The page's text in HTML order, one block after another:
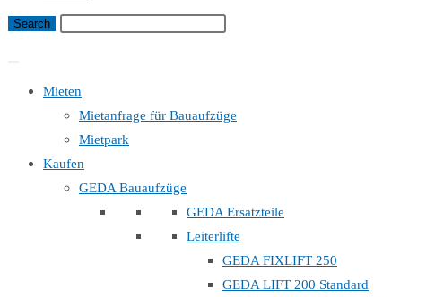
Mieten
Mietanfrage für Bauaufzüge
Mietpark
Kaufen
GEDA Bauaufzüge
GEDA Ersatzteile
Leiterlifte
GEDA FIXLIFT 250
GEDA LIFT 200 Standard